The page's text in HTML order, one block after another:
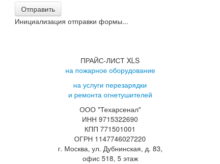
Отправить
Инициализация отправки формы...
ПРАЙС-ЛИСТ XLS
на пожарное оборудование
на услуги перезарядки
и ремонта огнетушителей
ООО "Техарсенал"
ИНН 9715322690
КПП 771501001
ОГРН 1147746027220
г. Москва, ул. Дубнинская, д. 83,
офис 518, 5 этаж